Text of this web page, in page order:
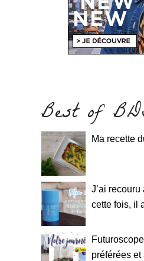
Best of
Ma recette
J’ai
cette fois, il
préférées